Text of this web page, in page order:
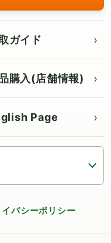
ガイド
購入(店舗情報)
Page
for English page
イバシーポリシー